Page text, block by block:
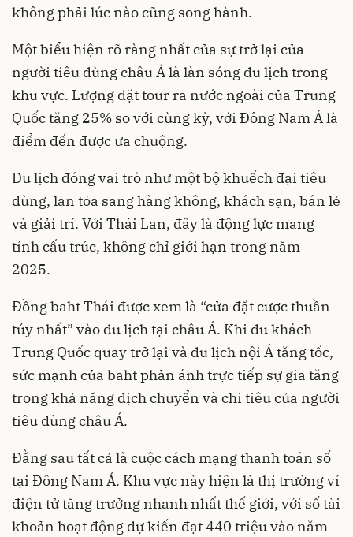
không phải lúc nào cũng song hành.
Một biểu hiện rõ ràng nhất của sự trở lại của
người tiêu dùng châu Á là làn sóng du lịch trong
khu vực. Lượng đặt tour ra nước ngoài của Trung
Quốc tăng 25% so với cùng kỳ, với Đông Nam Á là
điểm đến được ưa chuộng.
Du lịch đóng vai trò như một bộ khuếch đại tiêu
dùng, lan tỏa sang hàng không, khách sạn, bán lẻ
và giải trí. Với Thái Lan, đây là động lực mang
tính cấu trúc, không chỉ giới hạn trong năm
2025.
Đồng baht Thái được xem là “cửa đặt cược thuần
túy nhất” vào du lịch tại châu Á. Khi du khách
Trung Quốc quay trở lại và du lịch nội Á tăng tốc,
sức mạnh của baht phản ánh trực tiếp sự gia tăng
trong khả năng dịch chuyển và chi tiêu của người
tiêu dùng châu Á.
Đằng sau tất cả là cuộc cách mạng thanh toán số
tại Đông Nam Á. Khu vực này hiện là thị trường ví
điện tử tăng trưởng nhanh nhất thế giới, với số tài
khoản hoạt động dự kiến đạt 440 triệu vào năm